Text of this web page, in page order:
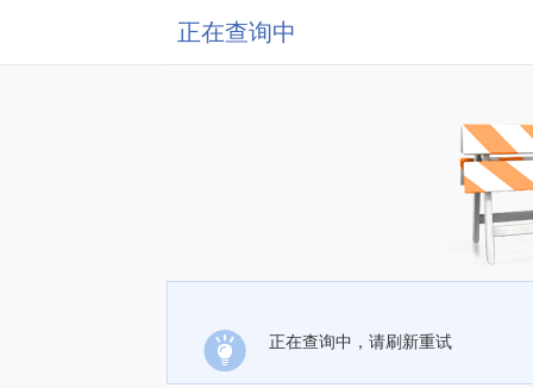
正在查询中
正在查询中，请刷新重试